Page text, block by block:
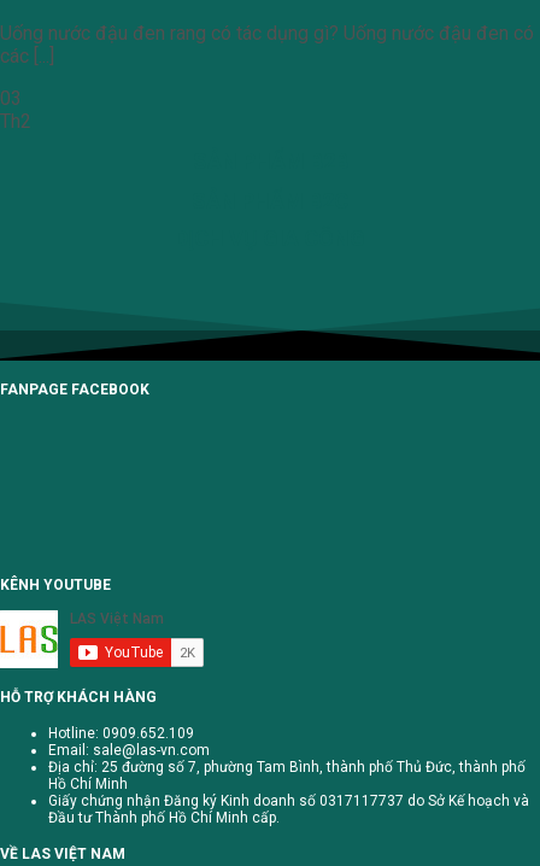
Uống nước đậu đen rang có tác dụng gì? Uống nước đậu đen có
các [...]
03
Th2
FANPAGE FACEBOOK
KÊNH YOUTUBE
HỖ TRỢ KHÁCH HÀNG
Hotline: 0909.652.109
Email: sale@las-vn.com
Địa chỉ: 25 đường số 7, phường Tam Bình, thành phố Thủ Đức, thành phố
Hồ Chí Minh
Giấy chứng nhận Đăng ký Kinh doanh số 0317117737 do Sở Kế hoạch và
Đầu tư Thành phố Hồ Chí Minh cấp.
VỀ LAS VIỆT NAM